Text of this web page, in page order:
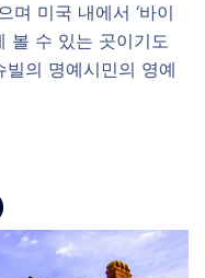
며 미국 내에서 ‘바이
볼 수 있는 곳이기도
의 명예시민의 영예